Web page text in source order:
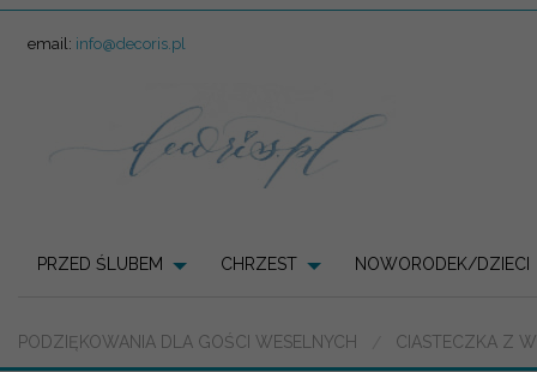
email: info@decoris.pl
PRZED ŚLUBEM CHRZEST NOWORODEK/DZIECI
PODZIĘKOWANIA DLA GOŚCI WESELNYCH CIASTECZKA Z